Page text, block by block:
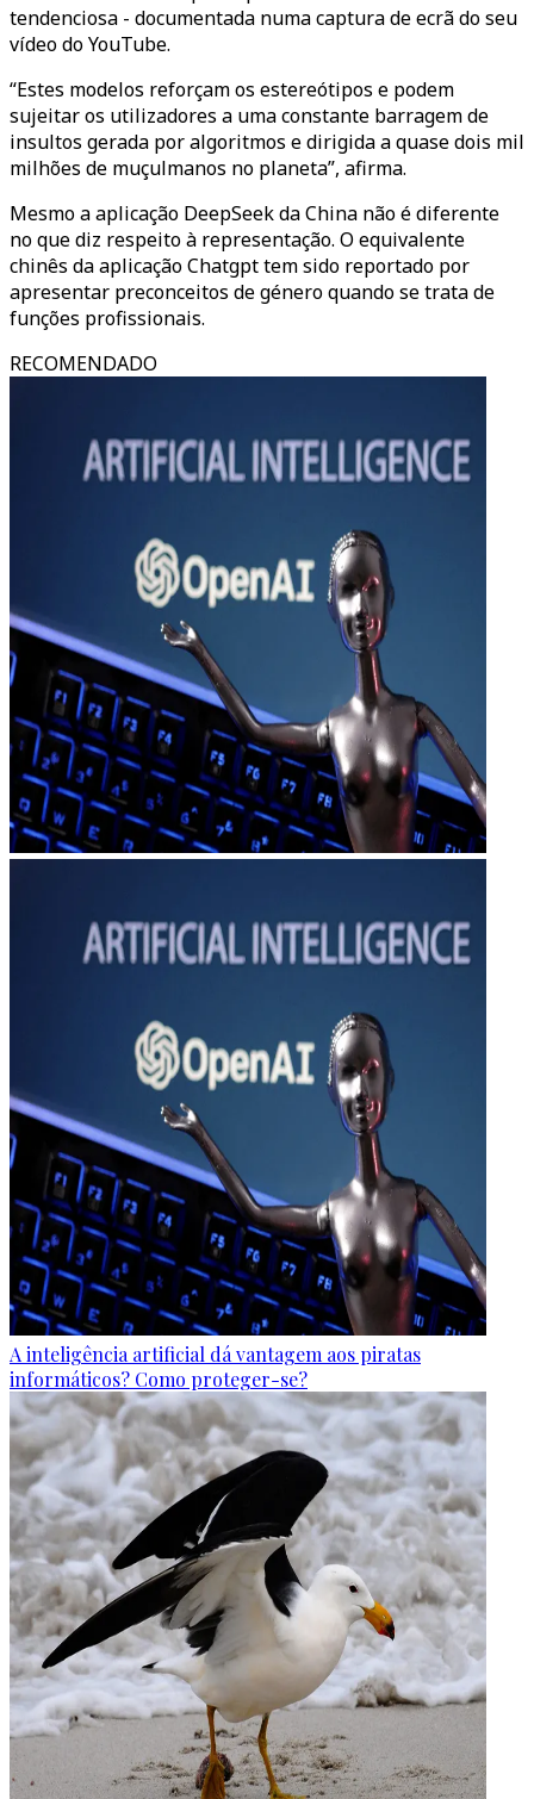
tendenciosa - documentada numa captura de ecrã do seu
vídeo do YouTube.
“Estes modelos reforçam os estereótipos e podem
sujeitar os utilizadores a uma constante barragem de
insultos gerada por algoritmos e dirigida a quase dois mil
milhões de muçulmanos no planeta”, afirma.
Mesmo a aplicação DeepSeek da China não é diferente
no que diz respeito à representação. O equivalente
chinês da aplicação Chatgpt tem sido reportado por
apresentar preconceitos de género quando se trata de
funções profissionais.
RECOMENDADO
A inteligência artificial dá vantagem aos piratas
informáticos? Como proteger-se?